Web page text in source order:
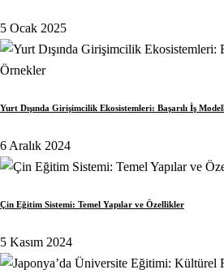
5 Ocak 2025
Yurt Dışında Girişimcilik Ekosistemleri: Başarılı İş
6 Aralık 2024
Çin Eğitim Sistemi: Temel Yapılar ve Özellikler
5 Kasım 2024